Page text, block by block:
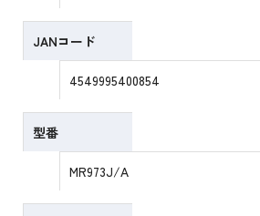
JANコード
4549995400854
型番
MR973J/A